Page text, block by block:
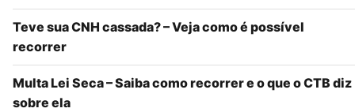
Teve sua CNH cassada? – Veja como é possível
recorrer
Multa Lei Seca – Saiba como recorrer e o que o CTB diz
sobre ela